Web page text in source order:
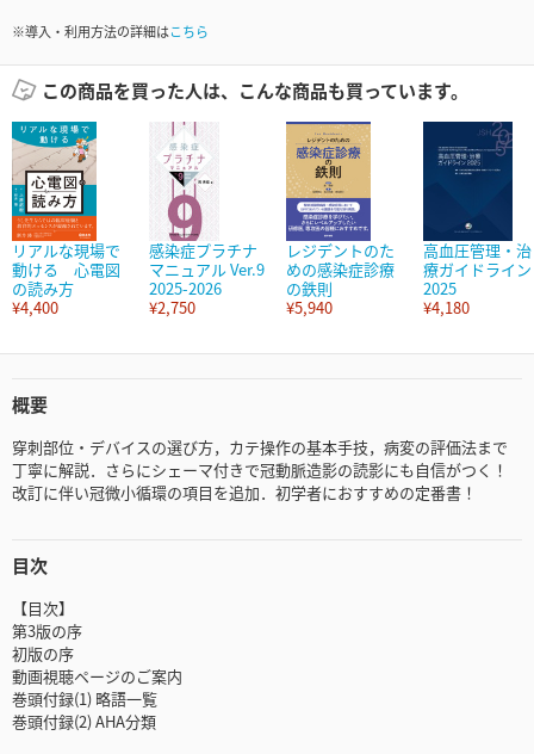
※導入・利用方法の詳細はこちら
この商品を買った人は、こんな商品も買っています。
リアルな現場で
動ける 心電図
の読み方
¥4,400
感染症プラチナ
マニュアル Ver.9
2025-2026
¥2,750
レジデントのた
めの感染症診療
の鉄則
¥5,940
高血圧管理・治
療ガイドライン
2025
¥4,180
概要
穿刺部位・デバイスの選び方，カテ操作の基本手技，病変の評価法まで
丁寧に解説．さらにシェーマ付きで冠動脈造影の読影にも自信がつく！
改訂に伴い冠微小循環の項目を追加．初学者におすすめの定番書！
目次
【目次】
第3版の序
初版の序
動画視聴ページのご案内
巻頭付録(1) 略語一覧
巻頭付録(2) AHA分類